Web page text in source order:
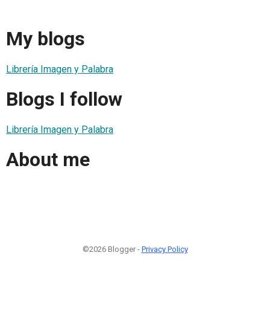
My blogs
Librería Imagen y Palabra
Blogs I follow
Librería Imagen y Palabra
About me
©2026 Blogger - Privacy Policy